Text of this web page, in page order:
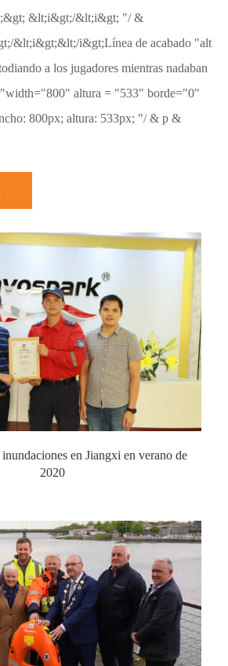
&lt;i&gt;/&lt;i&gt; "/ &
&lt;i&gt;&lt;/i&gt;Línea de acabado "alt
a los jugadores mientras nadaban
"width="800" altura = "533" borde="0"
800px; altura: 533px; "/ & p &
en Jiangxi en verano de
2020